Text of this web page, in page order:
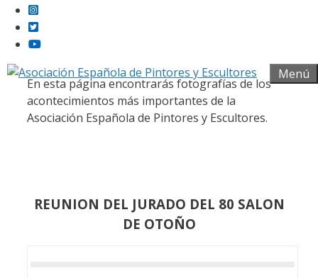
Menú
En esta página encontrarás fotografías de los
acontecimientos más importantes de la
Asociación Española de Pintores y Escultores.
REUNION DEL JURADO DEL 80 SALON
DE OTOÑO